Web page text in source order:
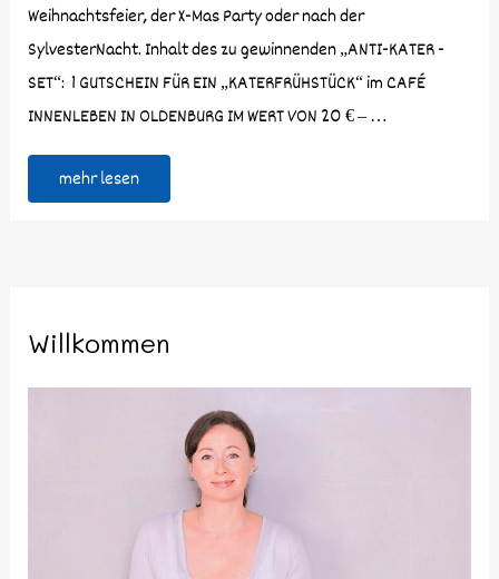
Weihnachtsfeier, der X-Mas Party oder nach der
SylvesterNacht. Inhalt des zu gewinnenden „ANTI-KATER -
SET“: 1 GUTSCHEIN FÜR EIN „KATERFRÜHSTÜCK“ im CAFÉ
INNENLEBEN IN OLDENBURG IM WERT VON 20 € – …
mehr lesen
Willkommen